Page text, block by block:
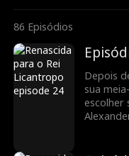
86 Episódios
Depois
sua
escolher